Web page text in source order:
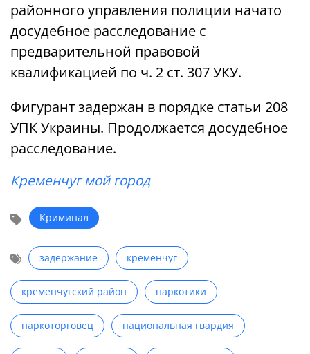
районного управления полиции начато
досудебное расследование с
предварительной правовой
квалификацией по ч. 2 ст. 307 УКУ.
Фигурант задержан в порядке статьи 208
УПК Украины. Продолжается досудебное
расследование.
Кременчуг мой город
Криминал
задержание кременчуг
кременчугский район наркотики
наркоторговец национальная гвардия